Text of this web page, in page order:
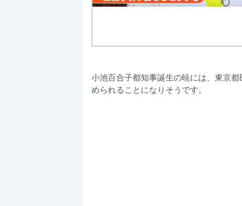
小池百合子都知事誕生の暁には、東京
められることになりそうです。